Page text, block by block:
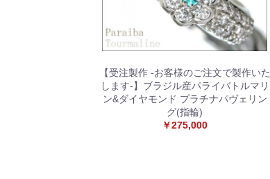
【受注製作 -お客様のご注文で製作いた
します-】ブラジル産パライバトルマリ
ン&ダイヤモンド プラチナパヴェリン
グ(指輪)
￥275,000